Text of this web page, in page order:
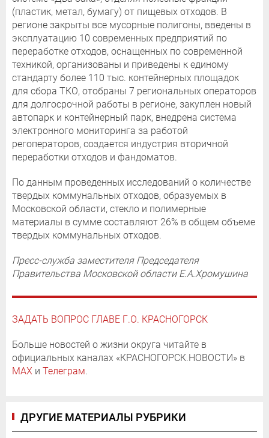
(пластик, метал, бумагу) от пищевых отходов. В
регионе закрыты все мусорные полигоны, введены в
эксплуатацию 10 современных предприятий по
переработке отходов, оснащенных по современной
техникой, организованы и приведены к единому
стандарту более 110 тыс. контейнерных площадок
для сбора ТКО, отобраны 7 региональных операторов
для долгосрочной работы в регионе, закуплен новый
автопарк и контейнерный парк, внедрена система
электронного мониторинга за работой
регоператоров, создается индустрия вторичной
переработки отходов и фандоматов.
По данным проведенных исследований о количестве
твердых коммунальных отходов, образуемых в
Московской области, стекло и полимерные
материалы в сумме составляют 26% в общем объеме
твердых коммунальных отходов.
Пресс-служба заместителя Председателя
Правительства Московской области Е.А.Хромушина
ЗАДАТЬ ВОПРОС ГЛАВЕ Г.О. КРАСНОГОРСК
Больше новостей о жизни округа читайте в
официальных каналах «КРАСНОГОРСК.НОВОСТИ» в
MAX и Телеграм.
ДРУГИЕ МАТЕРИАЛЫ РУБРИКИ